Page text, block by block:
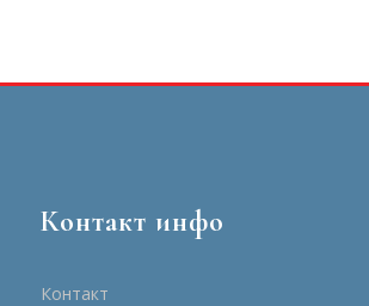
Контакт инфо
Контакт